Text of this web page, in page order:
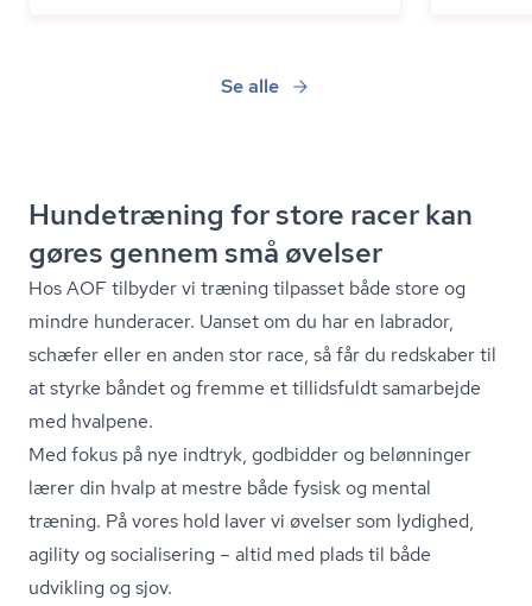
Se alle
Hundetræning for store racer kan
gøres gennem små øvelser
Hos AOF tilbyder vi træning tilpasset både store og
mindre hunderacer. Uanset om du har en labrador,
schæfer eller en anden stor race, så får du redskaber til
at styrke båndet og fremme et tillidsfuldt samarbejde
med hvalpene.
Med fokus på nye indtryk, godbidder og belønninger
lærer din hvalp at mestre både fysisk og mental
træning. På vores hold laver vi øvelser som lydighed,
agility og socialisering – altid med plads til både
udvikling og sjov.